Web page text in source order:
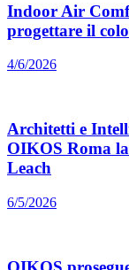
Indoor Air
progettare il
4/6/2026
Architetti e
OIKOS Roma
Leach
6/5/2026